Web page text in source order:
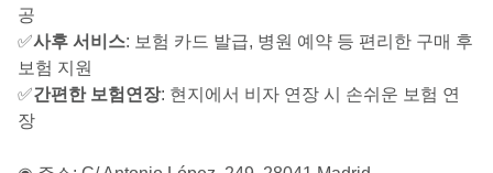
공
✅사후 서비스: 보험 카드 발급, 병원 예약 등 편리한 구매 후
보험 지원
✅간편한 보험연장: 현지에서 비자 연장 시 손쉬운 보험 연
장